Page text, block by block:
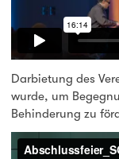
Darbietung des
wurde, um
Behinderung zu